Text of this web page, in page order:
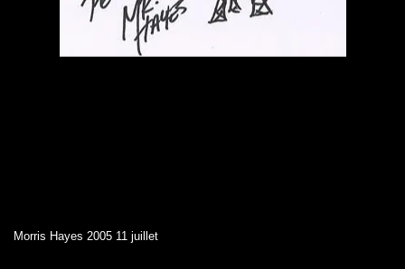
Morris Hayes 2005 11 juillet